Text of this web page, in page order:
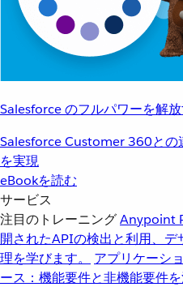
Salesforce のフルパワーを解
Salesforce Customer 360との
を実現
eBookを読む
サービス
注目のトレーニングAnypoint
開されたAPIの検出と利用、
理を学びます。
アプリケーシ
ース：機能要件と非機能要件